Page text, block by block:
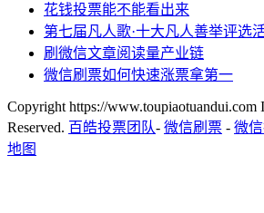
花钱投票能不能看出来
第七届凡人歌·十大凡人善举评选
刷微信文章阅读量产业链
微信刷票如何快速涨票拿第一
Copyright https://www.toupiaotuandui.com
Reserved. 百皓投票团队- 微信刷票 - 微
地图